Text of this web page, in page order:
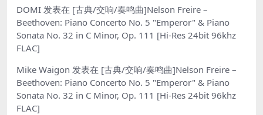
DOMI 发表在 [古典/交响/奏鸣曲]Nelson Freire –
Beethoven: Piano Concerto No. 5 "Emperor" & Piano
Sonata No. 32 in C Minor, Op. 111 [Hi-Res 24bit 96khz
FLAC]
Mike Waigon 发表在 [古典/交响/奏鸣曲]Nelson Freire –
Beethoven: Piano Concerto No. 5 "Emperor" & Piano
Sonata No. 32 in C Minor, Op. 111 [Hi-Res 24bit 96khz
FLAC]